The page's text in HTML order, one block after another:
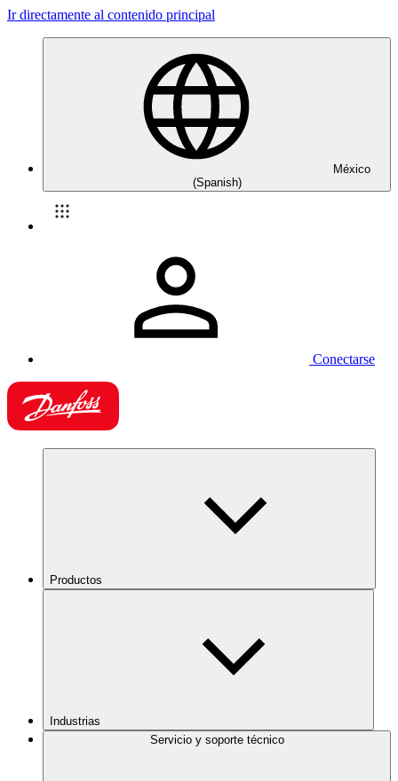
Ir directamente al contenido principal
México
(Spanish)
Conectarse
Productos
Industrias
Servicio y soporte técnico